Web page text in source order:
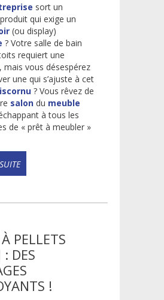
sort un
qui exige un
(ou display)
? Votre salle de bain
requiert une
, mais vous désespérez
une qui s’ajuste à cet
? Vous rêvez de
salon du meuble
à tous les
de « prêt à meubler »
PELLETS
: DES
!